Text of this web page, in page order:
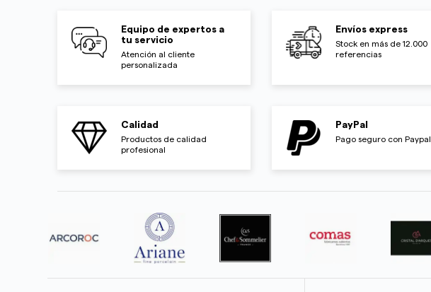
Equipo de expertos a
tu servicio
Atención al cliente
personalizada
Envíos express
Stock en más de 12.000
referencias
Calidad
Productos de calidad
profesional
PayPal
Pago seguro con Paypal